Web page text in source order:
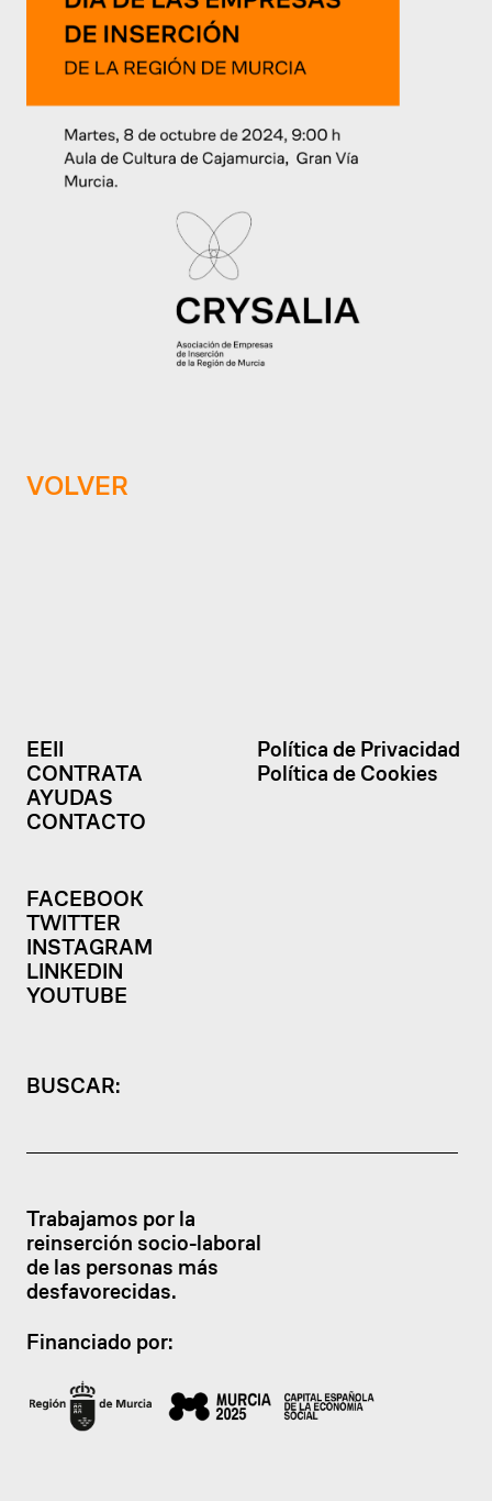
VOLVER
Trabajamos por la
reinserción socio-laboral
de las personas más
desfavorecidas.
Financiado por:
EEII
CONTRATA
AYUDAS
CONTACTO
FACEBOOK
TWITTER
INSTAGRAM
LINKEDIN
YOUTUBE
BUSCAR:
Política de Privacidad
Política de Cookies